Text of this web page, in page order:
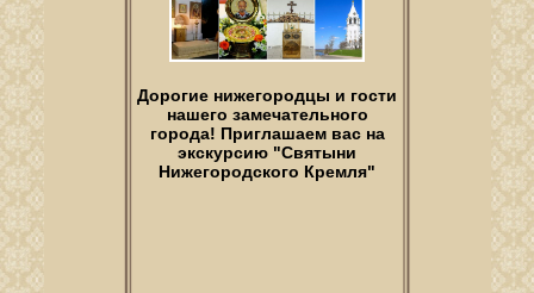
Дорогие нижегородцы и гости
нашего замечательного
города! Приглашаем вас на
экскурсию "Святыни
Нижегородского Кремля"